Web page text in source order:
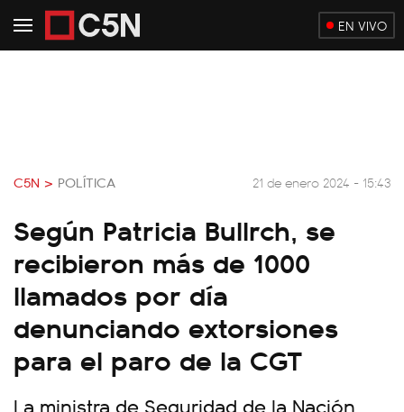
EN VIVO
C5N > POLÍTICA 21 de enero 2024 - 15:43
Según Patricia Bullrch, se
recibieron más de 1000
llamados por día
denunciando extorsiones
para el paro de la CGT
La ministra de Seguridad de la Nación